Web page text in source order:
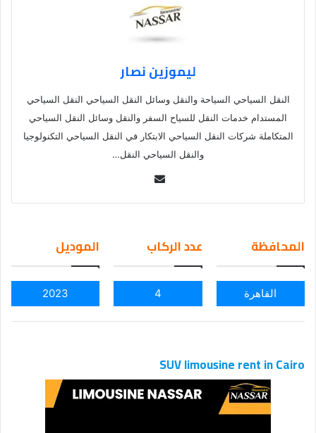
ليموزين نصار
النقل السياحي السياحة والنقل وسائل النقل السياحي النقل السياحي
المستدام خدمات النقل للسياح السفر والنقل وسائل النقل السياحي
المتكاملة شركات النقل السياحي الابتكار في النقل السياحي التكنولوجيا
والنقل السياحي النقل…
ail
المحافظة
القاهرة
عدد الركاب
4
الموديل
2023
SUV limousine rent in Cairo